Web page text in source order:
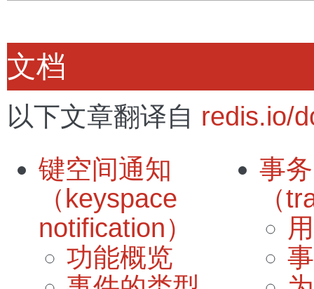
文档
以下文章翻译自 redis.io/
键空间通知
（keyspace
notification）
功能概览
事务
（